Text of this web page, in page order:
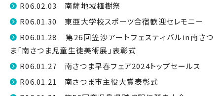
R06.02.03 南薩地域植樹祭
R06.01.30 東亜大学校スポーツ合宿歓迎セレモニー
R06.01.28 第26回笠沙アートフェスティバルin南さつ
ま「南さつま児童生徒美術展」表彰式
R06.01.27 南さつま早春フェア2024トップセールス
R06.01.21 南さつま市主役大賞表彰式